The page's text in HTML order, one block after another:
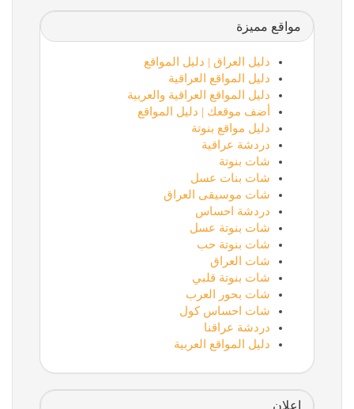
مواقع مميزة
دليل العراق | دليل المواقع
دليل المواقع العراقية
دليل المواقع العراقية والعربية
أضف موقعك | دليل المواقع
دليل مواقع بنوتة
دردشة عراقية
شات بنوتة
شات بنات عسل
شات موسيقى العراق
دردشة احساس
شات بنوتة عسل
شات بنوتة حب
شات العراق
شات بنوتة قلبي
شات بحور العرب
شات احساس كول
دردشة عراقنا
دليل المواقع العربية
إعلان